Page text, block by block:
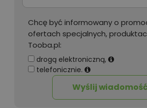
Chcę być informowany o
ofertach specjalnych,
Tooba.pl:
drogą elektroniczną,
telefonicznie.
Wyślij wiadomość